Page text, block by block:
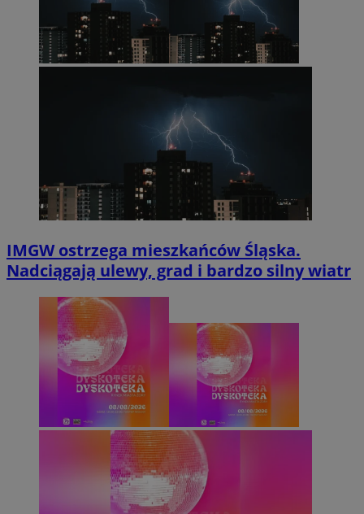
IMGW ostrzega mieszkańców Śląska.
Nadciągają ulewy, grad i bardzo silny wiatr